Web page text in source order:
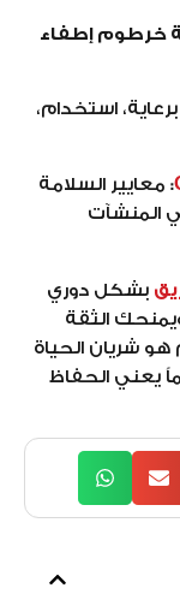
خرطوم إطفاء
استخدام،
: معايير السلامة
المنشآت
بشكل دوري
الثقة
شريان الحياة
يعني الحفاظ